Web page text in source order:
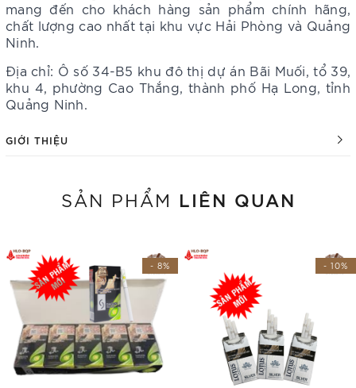
mang đến cho khách hàng sản phẩm chính hãng,
chất lượng cao nhất tại khu vực Hải Phòng và Quảng
Ninh​​​.
Địa chỉ: Ô số 34-B5 khu đô thị dự án Bãi Muối, tổ 39,
khu 4, phường Cao Thắng, thành phố Hạ Long, tỉnh
Quảng Ninh.
GIỚI THIỆU
SẢN PHẨM LIÊN QUAN
- 8% - 10%